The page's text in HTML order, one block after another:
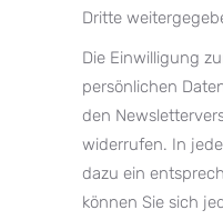
Dritte
Die Einwilligung
persönlichen
den
widerrufen. In
dazu ein
können Sie sich